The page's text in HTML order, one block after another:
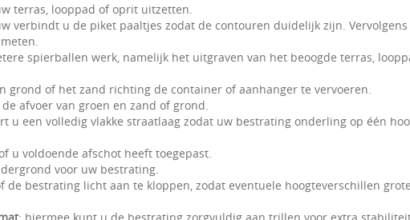
terras, looppad of oprit uitzetten.
verbindt u de piket paaltjes zodat de contouren duidelijk zijn.
spierballen werk, namelijk het uitgraven van het beoogde terras,
grond of het zand richting de container of aanhanger te vervoeren.
de afvoer van groen en zand of grond.
u een volledig vlakke straatlaag zodat uw bestrating onderling op één
u voldoende afschot heeft toegepast.
voor uw bestrating.
de bestrating licht aan te kloppen, zodat eventuele hoogteverschillen